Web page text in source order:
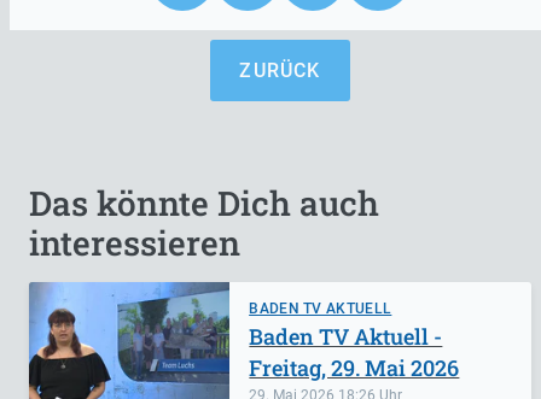
ZURÜCK
Das könnte Dich auch
interessieren
BADEN TV AKTUELL
29. Mai 2026 18:26
Baden TV Aktuell -
Freitag, 29. Mai 2026